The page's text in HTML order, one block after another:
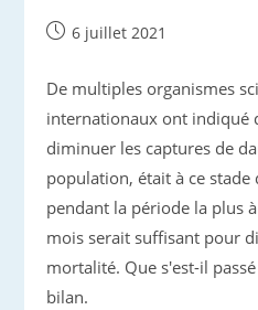
Publication
6 juillet 2021
De multiples organismes
internationaux ont indiqué
diminuer les captures de
population, était à ce
pendant la période la plus
mois serait suffisant pour
mortalité. Que s'est-il
bilan.